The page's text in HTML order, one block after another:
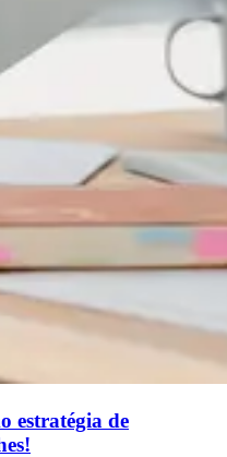
estratégia de